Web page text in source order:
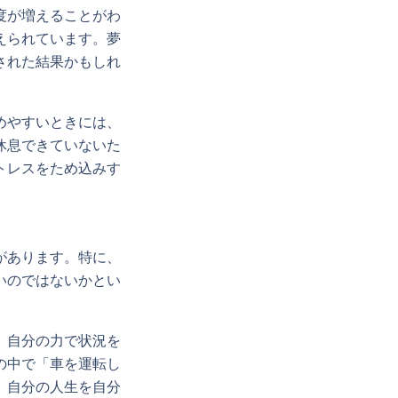
が増えることがわ
られています。夢
れた結果かもしれ
すいときには、
息できていないた
レスをため込みす
ります。特に、
のではないかとい
自分の力で状況を
中で「車を運転し
自分の人生を自分